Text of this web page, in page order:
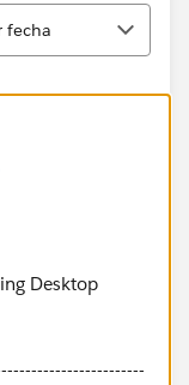
fecha
Desktop